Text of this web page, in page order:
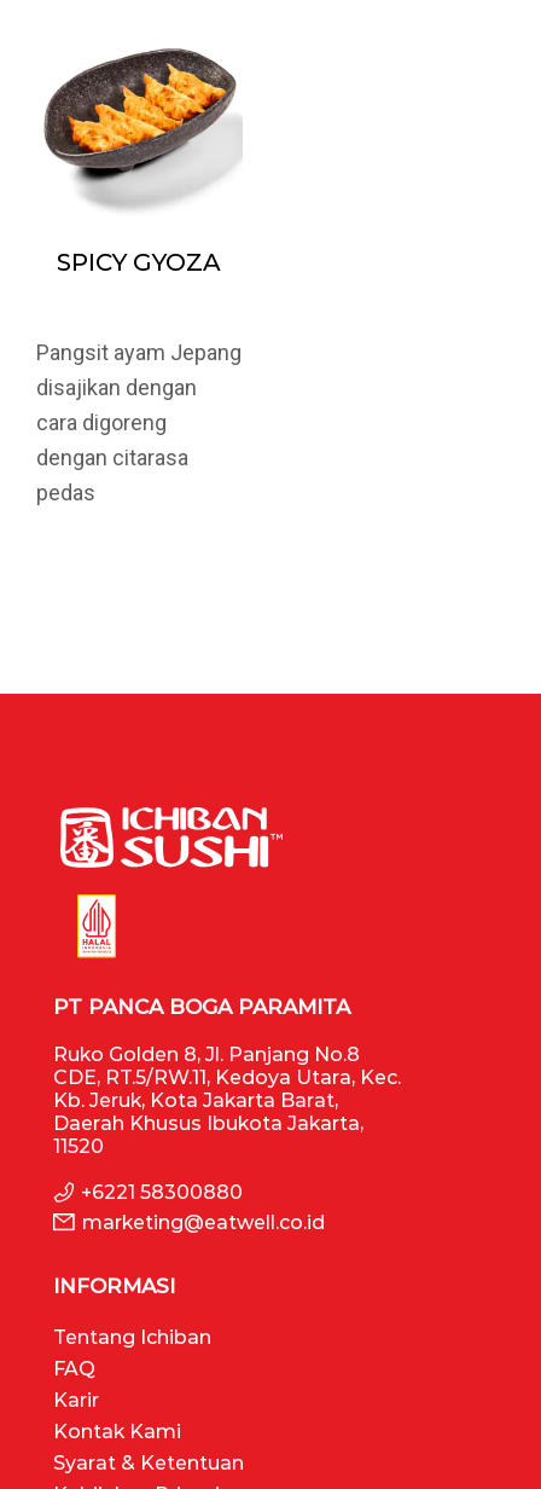
SPICY GYOZA
Pangsit ayam Jepang
disajikan dengan
cara digoreng
dengan citarasa
pedas
PT PANCA BOGA PARAMITA
Ruko Golden 8, Jl. Panjang No.8
CDE, RT.5/RW.11, Kedoya Utara, Kec.
Kb. Jeruk, Kota Jakarta Barat,
Daerah Khusus Ibukota Jakarta,
11520
+6221 58300880
marketing@eatwell.co.id
INFORMASI
Tentang Ichiban
FAQ
Karir
Kontak Kami
Syarat & Ketentuan